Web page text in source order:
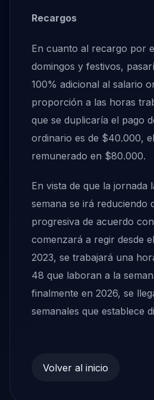
Recargos
En cuanto al recargo por
domingos y festivos,
100% adicional al salario
proporción a las horas
que se duplicaría el pago
ordinario es de $40.000,
remunerado en $80.000.
En vista de que la jornada
semana se irá reduciendo
progresiva de acuerdo
comenzará a regir desde
2023, se trabajará una
48 que laboran a la
finalmente en 2026, se
semanales que establece
Volver al inicio